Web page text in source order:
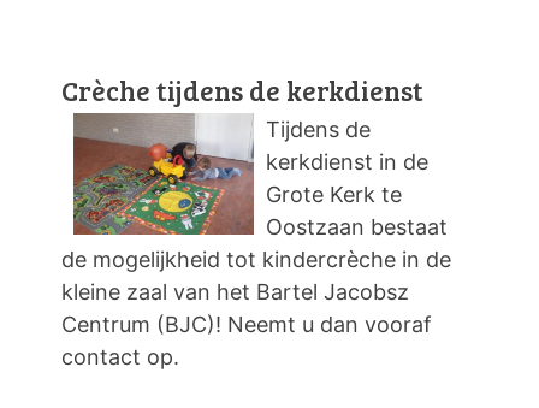
Crèche tijdens de kerkdienst
Tijdens de
kerkdienst in de
Grote Kerk te
Oostzaan bestaat
de mogelijkheid tot kindercrèche in de
kleine zaal van het Bartel Jacobsz
Centrum (BJC)! Neemt u dan vooraf
contact op.